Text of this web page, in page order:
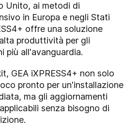
Unito, ai metodi di
in Europa e negli Stati
offre una soluzione
produttività per gli
più all'avanguardia.
GEA iXPRESS4+ non solo
pronto per un'installazione
ma gli aggiornamenti
senza bisogno di